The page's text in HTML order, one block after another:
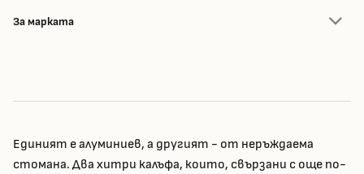
За марката
Единият е алуминиев, а другият - от неръждаема
стомана. Два хитри калъфа, които, свързани с още по-